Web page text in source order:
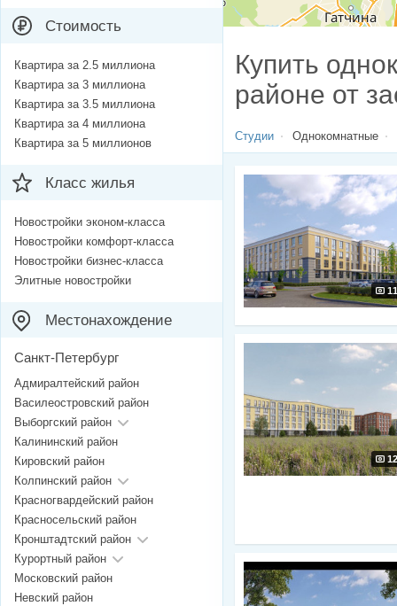
Купить
районе от
Студии Однокомнатные
Стоимость
Квартира за 2.5 миллиона
Квартира за 3 миллиона
Квартира за 3.5 миллиона
Квартира за 4 миллиона
Квартира за 5 миллионов
Класс жилья
Новостройки эконом-класса
Новостройки комфорт-класса
Новостройки бизнес-класса
Элитные новостройки
Местонахождение
Санкт-Петербург
Адмиралтейский район
Василеостровский район
Выборгский район
Калининский район
Кировский район
Колпинский район
Красногвардейский район
Красносельский район
Кронштадтский район
Курортный район
Московский район
Невский район